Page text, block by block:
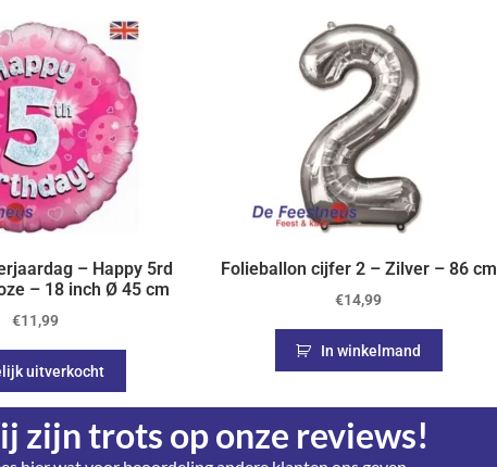
– Happy 5rd
– 18 inch Ø 45 cm
€11,99
uitverkocht
Folieballon cijfer 2 – Zilver – 86 cm
€14,99
In winkelmand
zijn trots op onze reviews!